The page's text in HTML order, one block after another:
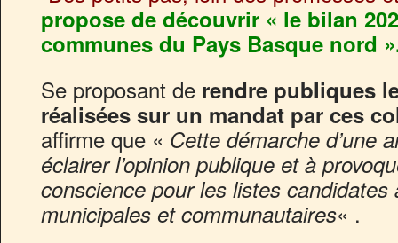
propose de découvrir « le bilan
communes du Pays Basque nord
Se proposant de rendre publiques
réalisées sur un mandat par ces
affirme que « Cette démarche d’une
éclairer l’opinion publique et à
conscience pour les listes
municipales et communautaires« .